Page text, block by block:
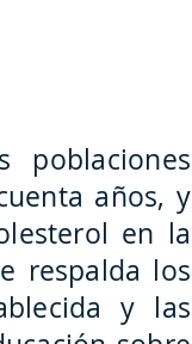
poblaciones
años, y
en la
respalda los
y las